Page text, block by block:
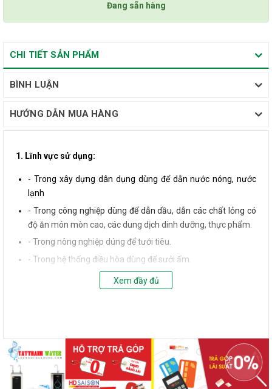
Đang sẵn hàng
CHI TIẾT SẢN PHẨM
BÌNH LUẬN
HƯỚNG DẪN MUA HÀNG
1. Lĩnh vực sử dụng:
- Trong xây dựng dân dụng dùng để dẫn nước nóng, nước
lạnh
- Trong công nghiệp dùng để dẫn dầu, dẫn các chất lỏng có
độ ăn món mòn cao, các dung dịch dinh dưỡng, thực phẩm.
- Trong nông nghiệp dúng để tưới tiêu.
- Trong hệ thống điều hòa dùng để sưởi ấm.
- Trong các phương tiện vận tải.
-Ống pprChịu được nhiệt độ cao (110oC) và áp suất cao
(25bar).
- Không bị ăn mòn đối với các hóa chất có nồng độ pH từ 1 –
Xem đầy đủ